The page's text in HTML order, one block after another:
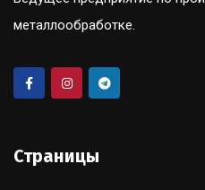
металлообработке.
Страницы